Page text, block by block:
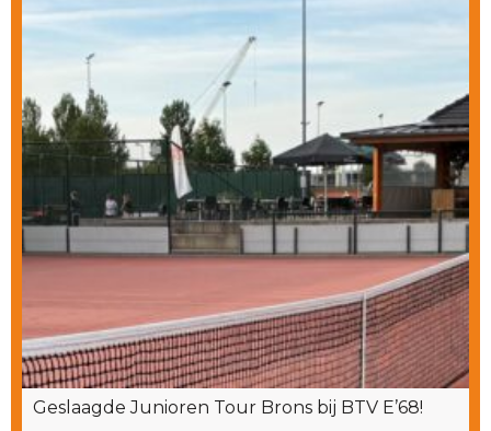
Geslaagde Junioren Tour Brons bij BTV E’68!